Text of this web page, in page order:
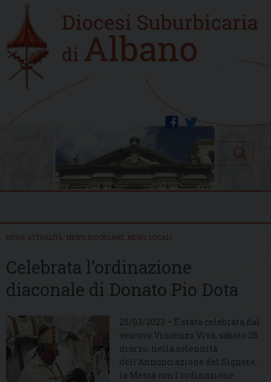
content
Home
new
twitter
facebook
Search
NEWS ATTUALITÀ NEWS DIOCESANE NEWS LOCALI
Celebrata l’ordinazione
diaconale di Donato Pio Dota
25/03/2023 – È stata celebrata dal
vescovo Vincenzo Viva, sabato 25
marzo, nella solennità
dell’Annunciazione del Signore,
la Messa con l’ordinazione